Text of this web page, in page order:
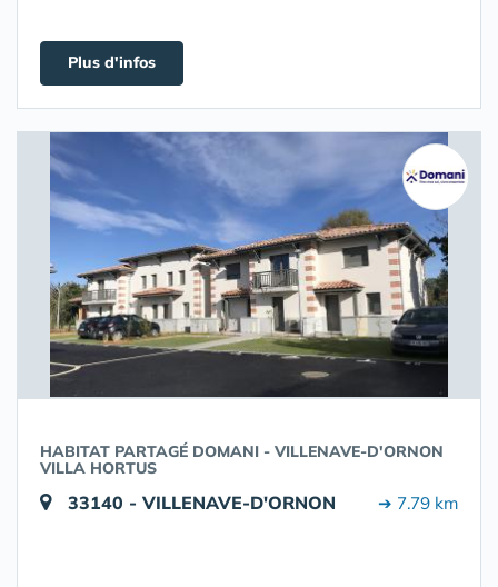
Plus d'infos
HABITAT PARTAGÉ DOMANI - VILLENAVE-D'ORNON
VILLA HORTUS
33140 - VILLENAVE-D'ORNON ➔ 7.79 km